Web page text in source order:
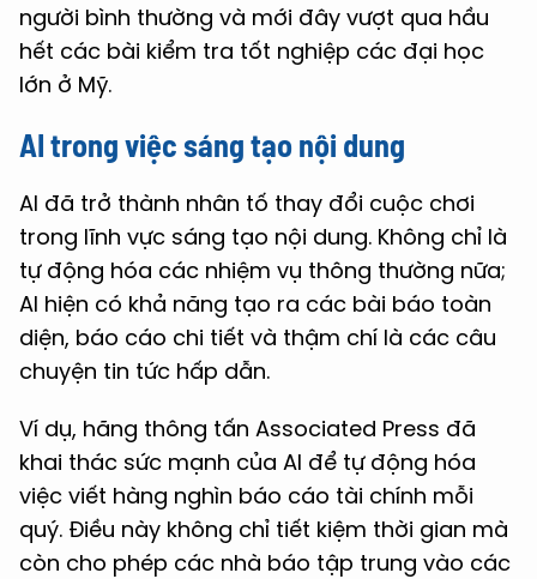
người bình thường và mới đây vượt qua hầu
hết các bài kiểm tra tốt nghiệp các đại học
lớn ở Mỹ.
AI trong việc sáng tạo nội dung
AI đã trở thành nhân tố thay đổi cuộc chơi
trong lĩnh vực sáng tạo nội dung. Không chỉ là
tự động hóa các nhiệm vụ thông thường nữa;
AI hiện có khả năng tạo ra các bài báo toàn
diện, báo cáo chi tiết và thậm chí là các câu
chuyện tin tức hấp dẫn.
Ví dụ, hãng thông tấn Associated Press đã
khai thác sức mạnh của AI để tự động hóa
việc viết hàng nghìn báo cáo tài chính mỗi
quý. Điều này không chỉ tiết kiệm thời gian mà
còn cho phép các nhà báo tập trung vào các